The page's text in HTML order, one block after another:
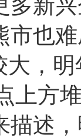
多新
市也
大，
上方
描述